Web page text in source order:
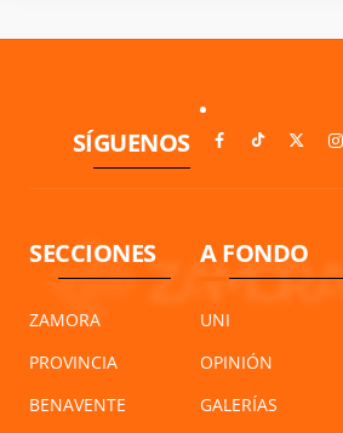
SÍGUENOS
SECCIONES
ZAMORA
PROVINCIA
BENAVENTE
A FONDO
UNI
OPINIÓN
GALERÍAS